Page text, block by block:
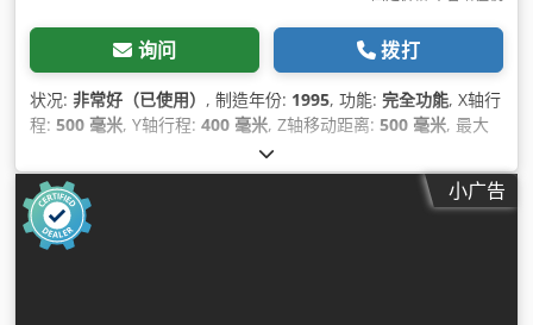
询问 拨打
状况: 非常好（已使用） , 制造年份: 1995, 功能: 完全功能, X轴行
程: 500 毫米, Y轴行程: 400 毫米, Z轴移动距离: 500 毫米, 最大
切屑输送机
小广告